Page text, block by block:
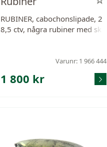
RUBINER, cabochonslipade, 2
8,5 ctv, några rubiner med ska
Varunr: 1 966 444
1 800 kr